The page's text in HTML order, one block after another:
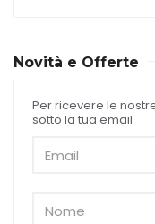
Novità e Offerte
Per ricevere le
sotto la tua email